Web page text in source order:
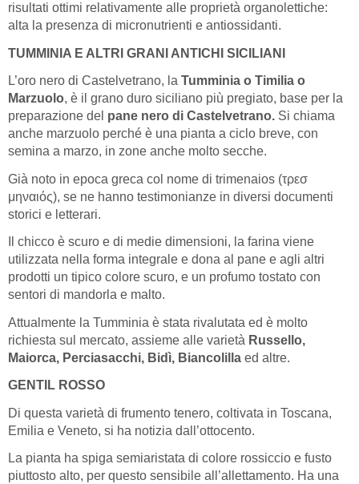
risultati ottimi relativamente alle proprietà organolettiche:
alta la presenza di micronutrienti e antiossidanti.
TUMMINIA E ALTRI GRANI ANTICHI SICILIANI
L’oro nero di Castelvetrano, la Tumminia o Timilia o
Marzuolo, è il grano duro siciliano più pregiato, base per la
preparazione del pane nero di Castelvetrano. Si chiama
anche marzuolo perché è una pianta a ciclo breve, con
semina a marzo, in zone anche molto secche.
Già noto in epoca greca col nome di trimenaios (τρεσ
μηναιός), se ne hanno testimonianze in diversi documenti
storici e letterari.
Il chicco è scuro e di medie dimensioni, la farina viene
utilizzata nella forma integrale e dona al pane e agli altri
prodotti un tipico colore scuro, e un profumo tostato con
sentori di mandorla e malto.
Attualmente la Tumminia è stata rivalutata ed è molto
richiesta sul mercato, assieme alle varietà Russello,
Maiorca, Perciasacchi, Bidì, Biancolilla ed altre.
GENTIL ROSSO
Di questa varietà di frumento tenero, coltivata in Toscana,
Emilia e Veneto, si ha notizia dall’ottocento.
La pianta ha spiga semiaristata di colore rossiccio e fusto
piuttosto alto, per questo sensibile all’allettamento. Ha una